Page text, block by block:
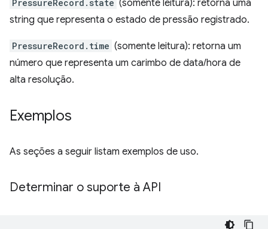
PressureRecord.state (somente leitura): retorna uma
string que representa o estado de pressão registrado.
PressureRecord.time (somente leitura): retorna um
número que representa um carimbo de data/hora de
alta resolução.
Exemplos
As seções a seguir listam exemplos de uso.
Determinar o suporte à API